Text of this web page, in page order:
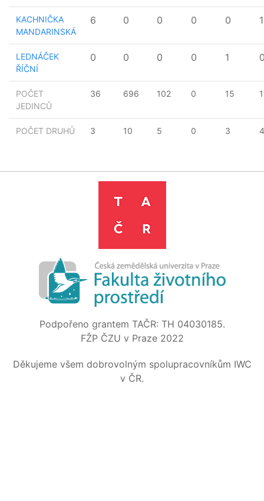
POČET
JEDINCŮ
36 696 102 0 15
POČET DRUHŮ 3 10 5 0 3 4
KACHNIČKA
MANDARINSKÁ
6 0 0 0 0 1
LEDNÁČEK
ŘÍČNÍ
0 0 0 0 1
Podpořeno grantem TAČR: TH 04030185.
FŽP ČZU v Praze 2022
Děkujeme všem dobrovolným spolupracovníkům IWC
v ČR.